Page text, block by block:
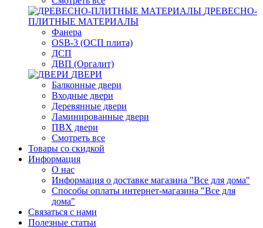
ДРЕВЕСНО-
ПЛИТНЫЕ МАТЕРИАЛЫ
Фанера
OSB-3 (ОСП плита)
ДСП
ДВП (Оргалит)
ДВЕРИ
Балконные двери
Входные двери
Деревянные двери
Ламинированные двери
ПВХ двери
Смотреть все
Товары со скидкой
Информация
О нас
Информация о доставке магазина "Все для дома"
Способы оплаты интернет-магазина "Все для
дома"
Связаться с нами
Полезные статьи